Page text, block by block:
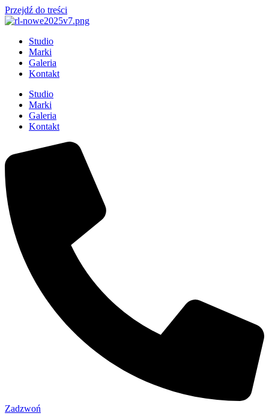
Przejdź do treści
Studio
Marki
Galeria
Kontakt
Studio
Marki
Galeria
Kontakt
Zadzwoń